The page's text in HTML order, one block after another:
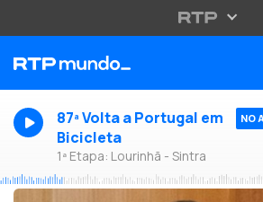
87ª Volta a Portugal em
Bicicleta
1ª Etapa: Lourinhã - Sintra
NO